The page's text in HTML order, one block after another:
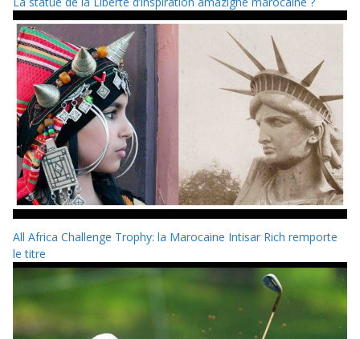
All Africa Challenge Trophy: la Marocaine Intisar Rich remporte
le titre